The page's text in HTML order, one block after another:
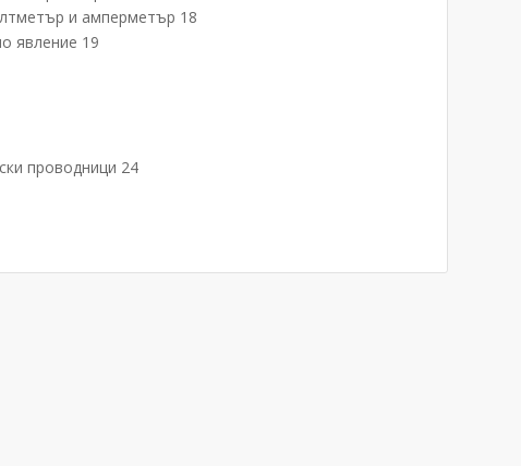
и амперметър 18
явление 19
проводници 24